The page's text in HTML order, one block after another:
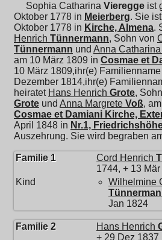
Sophia Catharina Vieregge ist
Oktober 1778 in Meierberg. Sie
Oktober 1778 in Kirche, Almena.
Henrich Tünnermann, Sohn von
Tünnermann und Anna
am 10 März 1809 in Cosmae et
10 März 1809,ihr(e)
Dezember 1814,ihr(e)
heiratet Hans Henrich Grote,
Grote und Anna Margrete Voß,
Cosmae et Damiani Kirche,
April 1848 in Nr.1,
Auszehrung. Sie wird begraben
Familie 1 Cord Henrich
1744, + 13
Kind
Wilhelmine
Jan 1824
Familie 2 Hans Henrich
+ 29 Dez 1837